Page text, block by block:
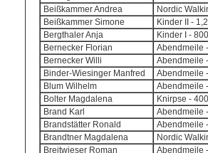
Beißkammer Andrea
Nordic
Beißkammer Simone
Kinder II -
Bergthaler Anja
Kinder I -
Bernecker Florian
Abendmeile
Bernecker Willi
Abendmeile
Binder-Wiesinger Manfred
Abendmeile
Blum Wilhelm
Abendmeile
Bolter Magdalena
Knirpse -
Brand Karl
Abendmeile
Brandstätter Ronald
Abendmeile
Brandtner Magdalena
Nordic
Breitwieser Roman
Abendmeile